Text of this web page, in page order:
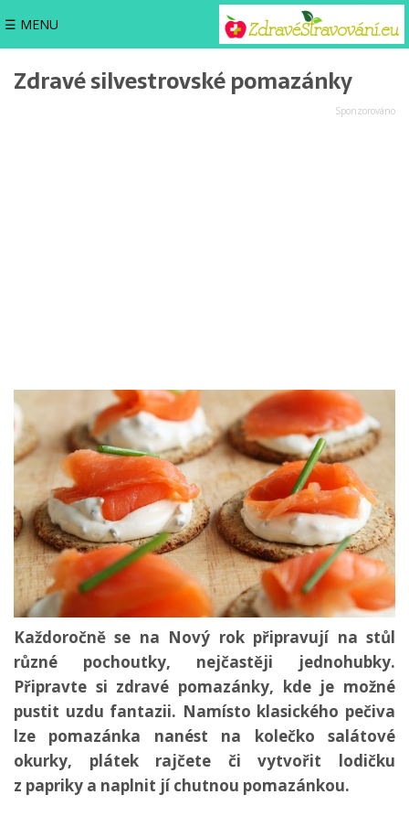
☰ MENU
Zdravé silvestrovské pomazánky
Každoročně se na Nový rok připravují na stůl
různé pochoutky, nejčastěji jednohubky.
Připravte si zdravé pomazánky, kde je možné
pustit uzdu fantazii. Namísto klasického pečiva
lze pomazánka nanést na kolečko salátové
okurky, plátek rajčete či vytvořit lodičku
z papriky a naplnit jí chutnou pomazánkou.